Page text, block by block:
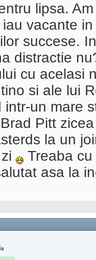
lipsa.
vacante
succese.
distractie
cu acelasi
si ale lui
intr-un mare
Pitt
la un
Treaba
asa la